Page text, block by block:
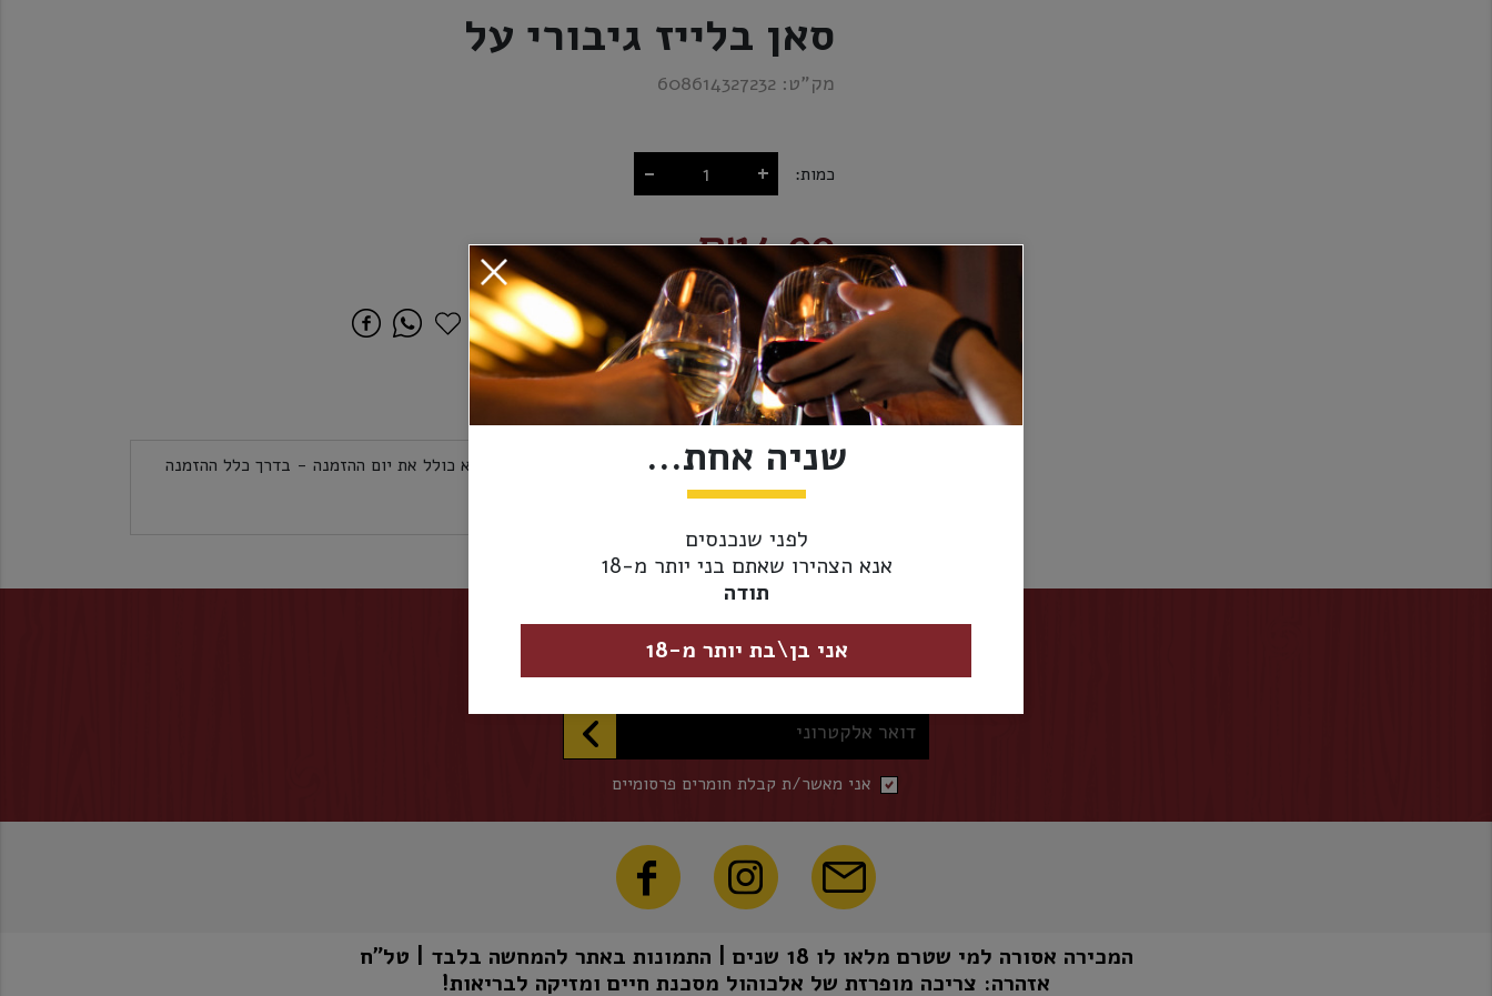
סאן בלייז גיבורי על
מק”ט: 608614327232
כמות: - +
₪14.00
הוסף לסל
אספקה ומשלוחים מדיניות החזרות
אספקת משלוחים לכל אזורי הארץ 5 ימי עסקים לא כולל את יום ההזמנה - בדרך כלל ההזמנה
מגיע מוקדם יותר.
השארו מעודכנים
הכניסו דואר אלקטרוני להצטרפות לרשימת התפוצה שלנו
דואר אלקטרוני
אני מאשר/ת קבלת חומרים פרסומיים
המכירה אסורה למי שטרם מלאו לו 18 שנים | התמונות באתר להמחשה בלבד | טל"ח
אזהרה: צריכה מופרזת של אלכוהול מסכנת חיים ומזיקה לבריאות!
שניה אחת...
לפני שנכנסים
אנא הצהירו שאתם בני יותר מ-18
תודה
אני בן\בת יותר מ-18